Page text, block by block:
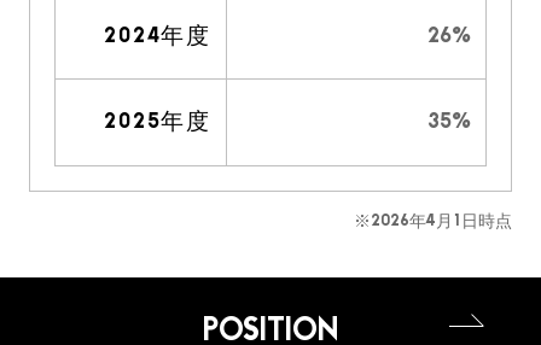
2024年度
2025年度
26%
35%
※2026年4月1日時点
POSITION